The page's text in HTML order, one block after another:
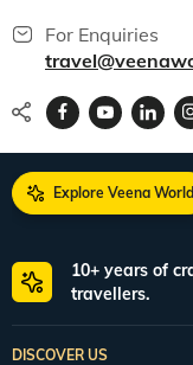
For Enquiries
Explore Veena World
10+ years of
travellers.
DISCOVER US